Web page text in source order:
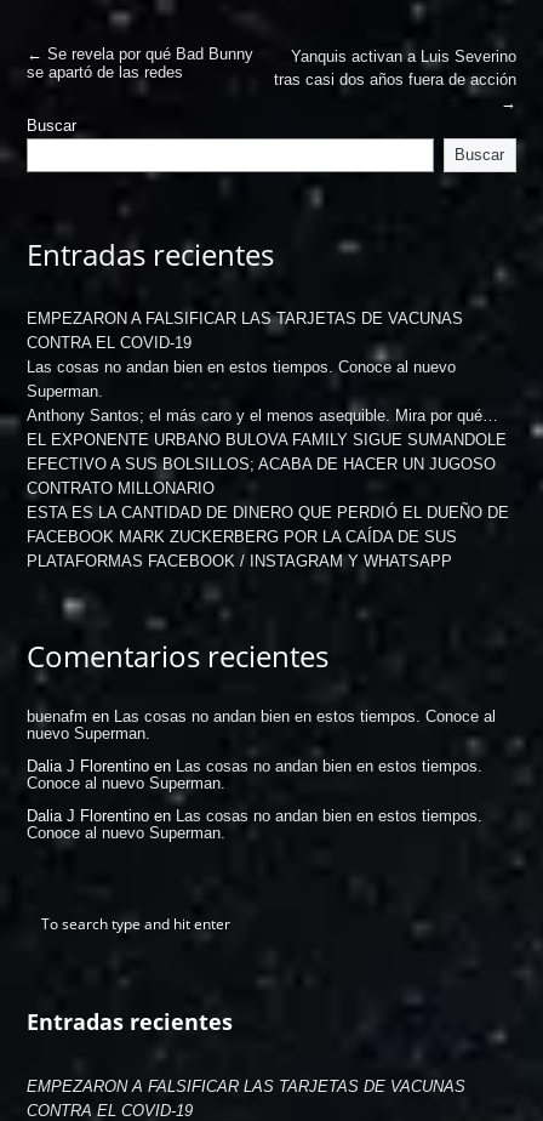
←Se revela por qué Bad Bunny
se apartó de las redes
Yanquis activan a Luis Severino
tras casi dos años fuera de acción
→
Buscar
Buscar
Entradas recientes
EMPEZARON A FALSIFICAR LAS TARJETAS DE VACUNAS
CONTRA EL COVID-19
Las cosas no andan bien en estos tiempos. Conoce al nuevo
Superman.
Anthony Santos; el más caro y el menos asequible. Mira por qué…
EL EXPONENTE URBANO BULOVA FAMILY SIGUE SUMANDOLE
EFECTIVO A SUS BOLSILLOS; ACABA DE HACER UN JUGOSO
CONTRATO MILLONARIO
ESTA ES LA CANTIDAD DE DINERO QUE PERDIÓ EL DUEÑO DE
FACEBOOK MARK ZUCKERBERG POR LA CAÍDA DE SUS
PLATAFORMAS FACEBOOK / INSTAGRAM Y WHATSAPP
Comentarios recientes
buenafm en
Las cosas no andan bien en estos tiempos. Conoce al
nuevo Superman.
Dalia J Florentino en
Las cosas no andan bien en estos tiempos.
Conoce al nuevo Superman.
Dalia J Florentino en
Las cosas no andan bien en estos tiempos.
Conoce al nuevo Superman.
Entradas recientes
EMPEZARON A FALSIFICAR LAS TARJETAS DE VACUNAS
CONTRA EL COVID-19